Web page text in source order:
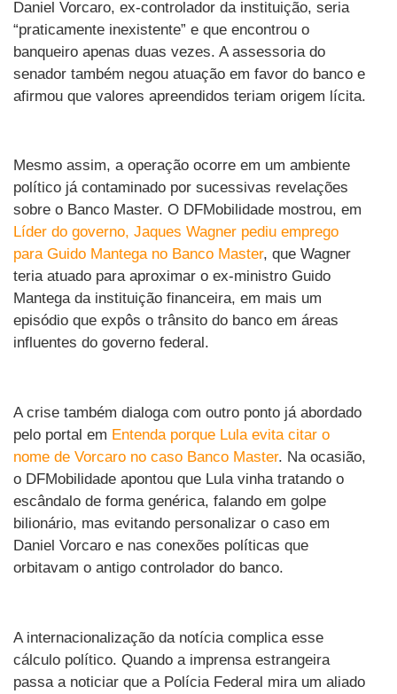
Daniel Vorcaro, ex-controlador da instituição, seria
“praticamente inexistente” e que encontrou o
banqueiro apenas duas vezes. A assessoria do
senador também negou atuação em favor do banco e
afirmou que valores apreendidos teriam origem lícita.
Mesmo assim, a operação ocorre em um ambiente
político já contaminado por sucessivas revelações
sobre o Banco Master. O DFMobilidade mostrou, em
Líder do governo, Jaques Wagner pediu emprego
para Guido Mantega no Banco Master, que Wagner
teria atuado para aproximar o ex-ministro Guido
Mantega da instituição financeira, em mais um
episódio que expôs o trânsito do banco em áreas
influentes do governo federal.
A crise também dialoga com outro ponto já abordado
pelo portal em Entenda porque Lula evita citar o
nome de Vorcaro no caso Banco Master. Na ocasião,
o DFMobilidade apontou que Lula vinha tratando o
escândalo de forma genérica, falando em golpe
bilionário, mas evitando personalizar o caso em
Daniel Vorcaro e nas conexões políticas que
orbitavam o antigo controlador do banco.
A internacionalização da notícia complica esse
cálculo político. Quando a imprensa estrangeira
passa a noticiar que a Polícia Federal mira um aliado